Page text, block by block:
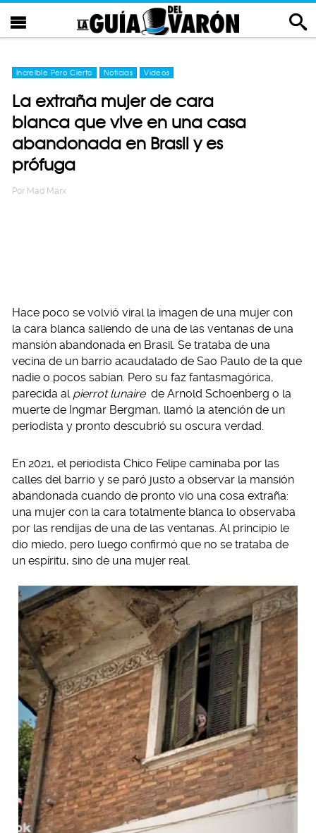
Increíble Pero Cierto Noticias Videos
La extraña mujer de cara
blanca que vive en una casa
abandonada en Brasil y es
prófuga
Por Mad Marx
Hace poco se volvió viral la imagen de una mujer con
la cara blanca saliendo de una de las ventanas de una
mansión abandonada en Brasil. Se trataba de una
vecina de un barrio acaudalado de Sao Paulo de la que
nadie o pocos sabían. Pero su faz fantasmagórica,
parecida al pierrot lunaire de Arnold Schoenberg o la
muerte de Ingmar Bergman, llamó la atención de un
periodista y pronto descubrió su oscura verdad.
En 2021, el periodista Chico Felipe caminaba por las
calles del barrio y se paró justo a observar la mansión
abandonada cuando de pronto vio una cosa extraña:
una mujer con la cara totalmente blanca lo observaba
por las rendijas de una de las ventanas. Al principio le
dio miedo, pero luego confirmó que no se trataba de
un espíritu, sino de una mujer real.